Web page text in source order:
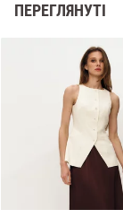
ПЕРЕГЛЯНУТІ